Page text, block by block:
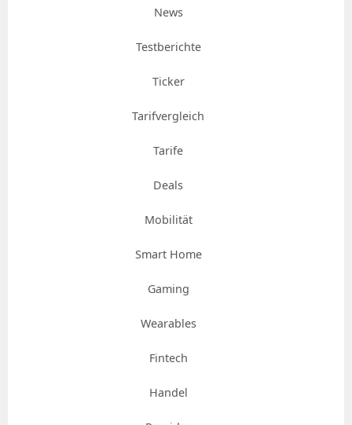
News
Testberichte
Ticker
Tarifvergleich
Tarife
Deals
Mobilität
Smart Home
Gaming
Wearables
Fintech
Handel